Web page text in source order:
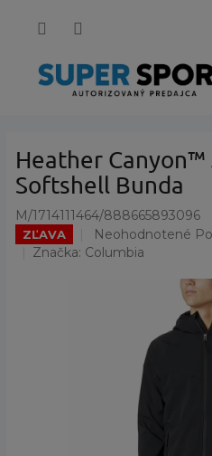
Heather Canyon™
Softshell Bunda
M/1714111464/888665893096
ZĽAVA
Priemerné
hodnotenie
hviezdičiek.
Neohodnotené
Značka: Columbia